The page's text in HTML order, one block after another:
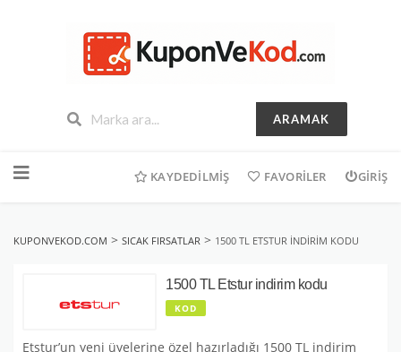
ARAMAK
geç
KAYDEDILMIŞ FAVORILER GIRIŞ
KUPONVEKOD.COM > SICAK FIRSATLAR > 1500 TL ETSTUR INDIRIM KODU
1500 TL Etstur indirim kodu
KOD
Etstur’un yeni üyelerine özel hazırladığı 1500 TL indirim